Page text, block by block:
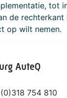
tot
de
op wilt nemen.
AuteQ
754 810